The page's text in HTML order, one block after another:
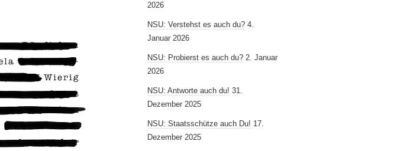
2026
NSU: Verstehst es auch du? 4.
Januar 2026
NSU: Probierst es auch du? 2. Januar
2026
NSU: Antworte auch du! 31.
Dezember 2025
NSU: Staatsschütze auch Du! 17.
Dezember 2025